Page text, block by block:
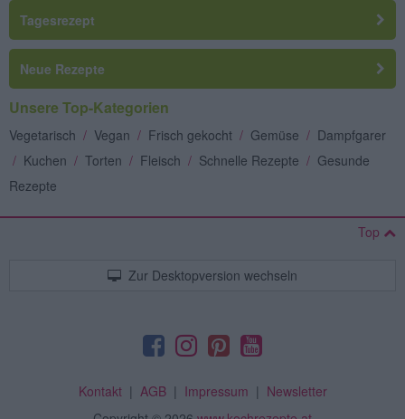
Tagesrezept
Neue Rezepte
Unsere Top-Kategorien
Vegetarisch / Vegan / Frisch gekocht / Gemüse / Dampfgarer
/ Kuchen / Torten / Fleisch / Schnelle Rezepte / Gesunde
Rezepte
Top
Zur Desktopversion wechseln
Kontakt| AGB| Impressum | Newsletter